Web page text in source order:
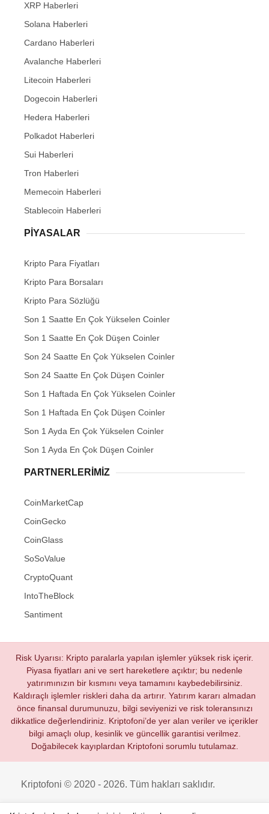
XRP Haberleri
Solana Haberleri
Cardano Haberleri
Avalanche Haberleri
Litecoin Haberleri
Dogecoin Haberleri
Hedera Haberleri
Polkadot Haberleri
Sui Haberleri
Tron Haberleri
Memecoin Haberleri
Stablecoin Haberleri
PIYASALAR
Kripto Para Fiyatları
Kripto Para Borsaları
Kripto Para Sözlüğü
Son 1 Saatte En Çok Yükselen Coinler
Son 1 Saatte En Çok Düşen Coinler
Son 24 Saatte En Çok Yükselen Coinler
Son 24 Saatte En Çok Düşen Coinler
Son 1 Haftada En Çok Yükselen Coinler
Son 1 Haftada En Çok Düşen Coinler
Son 1 Ayda En Çok Yükselen Coinler
Son 1 Ayda En Çok Düşen Coinler
PARTNERLERIMIZ
CoinMarketCap
CoinGecko
CoinGlass
SoSoValue
CryptoQuant
IntoTheBlock
Santiment
Risk Uyarısı: Kripto paralarla yapılan işlemler yüksek risk içerir.
Piyasa fiyatları ani ve sert hareketlere açıktır; bu nedenle
yatırımınızın bir kısmını veya tamamını kaybedebilirsiniz.
Kaldıraçlı işlemler riskleri daha da artırır. Yatırım kararı almadan
önce finansal durumunuzu, bilgi seviyenizi ve risk toleransınızı
dikkatlice değerlendiriniz. Kriptofoni’de yer alan veriler ve içerikler
bilgi amaçlı olup, kesinlik ve güncellik garantisi verilmez.
Doğabilecek kayıplardan Kriptofoni sorumlu tutulamaz.
Kriptofoni © 2020 - 2026. Tüm hakları saklıdır.